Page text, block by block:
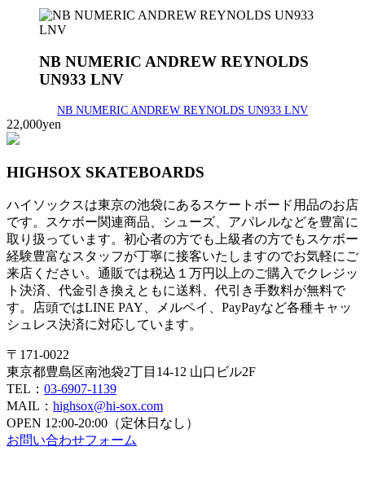
NB NUMERIC ANDREW REYNOLDS
UN933 LNV
NB NUMERIC ANDREW REYNOLDS UN933 LNV
22,000yen
HIGHSOX SKATEBOARDS
ハイソックスは東京の池袋にあるスケートボード用品のお店
です。スケボー関連商品、シューズ、アパレルなどを豊富に
取り扱っています。初心者の方でも上級者の方でもスケボー
経験豊富なスタッフが丁寧に接客いたしますのでお気軽にご
来店ください。通販では税込１万円以上のご購入でクレジッ
ト決済、代金引き換えともに送料、代引き手数料が無料で
す。店頭ではLINE PAY、メルペイ、PayPayなど各種キャッ
シュレス決済に対応しています。
〒171-0022
東京都豊島区南池袋2丁目14-12 山口ビル2F
TEL： 03-6907-1139
MAIL： highsox@hi-sox.com
OPEN 12:00-20:00（定休日なし）
お問い合わせフォーム